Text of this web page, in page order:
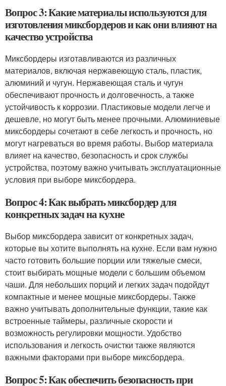
Вопрос 3: Какие материалы используются для
изготовления миксбордеров и как они влияют на
качество устройства
Миксбордеры изготавливаются из различных
материалов, включая нержавеющую сталь, пластик,
алюминий и чугун. Нержавеющая сталь и чугун
обеспечивают прочность и долговечность, а также
устойчивость к коррозии. Пластиковые модели легче и
дешевле, но могут быть менее прочными. Алюминиевые
миксбордеры сочетают в себе легкость и прочность, но
могут нагреваться во время работы. Выбор материала
влияет на качество, безопасность и срок службы
устройства, поэтому важно учитывать эксплуатационные
условия при выборе миксбордера.
Вопрос 4: Как выбрать миксбордер для
конкретных задач на кухне
Выбор миксбордера зависит от конкретных задач,
которые вы хотите выполнять на кухне. Если вам нужно
часто готовить большие порции или тяжелые смеси,
стоит выбирать мощные модели с большим объемом
чаши. Для небольших порций и легких задач подойдут
компактные и менее мощные миксбордеры. Также
важно учитывать дополнительные функции, такие как
встроенные таймеры, различные скорости и
возможность регулировки мощности. Удобство
использования и легкость очистки также являются
важными факторами при выборе миксбордера.
Вопрос 5: Как обеспечить безопасность при